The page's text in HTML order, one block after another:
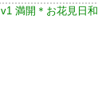
v1 満開＊お花見日和